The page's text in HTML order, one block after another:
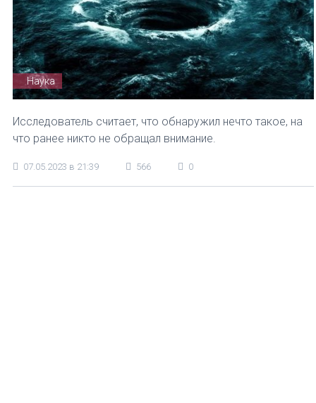
Наука
Исследователь считает, что обнаружил нечто такое, на
что ранее никто не обращал внимание.
07.05.2023 в 21:39 566 0